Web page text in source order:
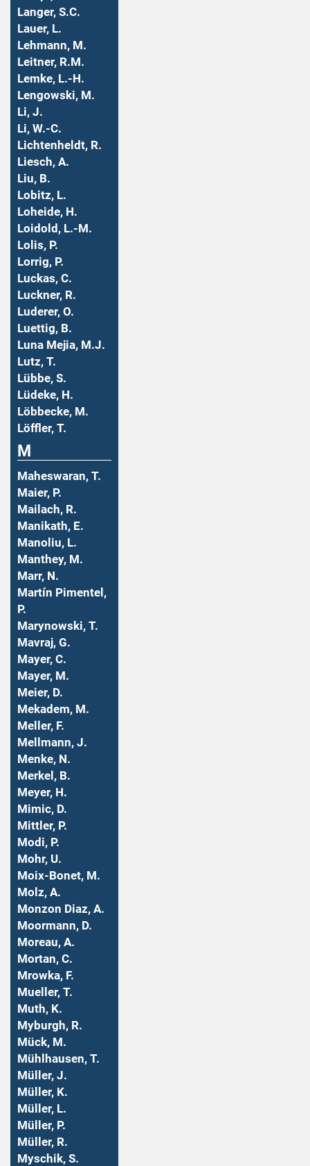
Langer, S.C.
Lauer, L.
Lehmann, M.
Leitner, R.M.
Lemke, L.-H.
Lengowski, M.
Li, J.
Li, W.-C.
Lichtenheldt, R.
Liesch, A.
Liu, B.
Lobitz, L.
Loheide, H.
Loidold, L.-M.
Lolis, P.
Lorrig, P.
Luckas, C.
Luckner, R.
Luderer, O.
Luettig, B.
Luna Mejia, M.J.
Lutz, T.
Lübbe, S.
Lüdeke, H.
Löbbecke, M.
Löffler, T.
M
Maheswaran, T.
Maier, P.
Mailach, R.
Manikath, E.
Manoliu, L.
Manthey, M.
Marr, N.
Martín Pimentel,
P.
Marynowski, T.
Mavraj, G.
Mayer, C.
Mayer, M.
Meier, D.
Mekadem, M.
Meller, F.
Mellmann, J.
Menke, N.
Merkel, B.
Meyer, H.
Mimic, D.
Mittler, P.
Modi, P.
Mohr, U.
Moix-Bonet, M.
Molz, A.
Monzon Diaz, A.
Moormann, D.
Moreau, A.
Mortan, C.
Mrowka, F.
Mueller, T.
Muth, K.
Myburgh, R.
Mück, M.
Mühlhausen, T.
Müller, J.
Müller, K.
Müller, L.
Müller, P.
Müller, R.
Myschik, S.